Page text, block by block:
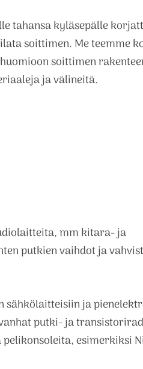
tahansa kyläsepälle
soittimen. Me teemme
soittimen
ja välineitä.
mm kitara- ja
putkien vaihdot ja
sähkölaitteisiin ja
putki- ja
esimerkiksi